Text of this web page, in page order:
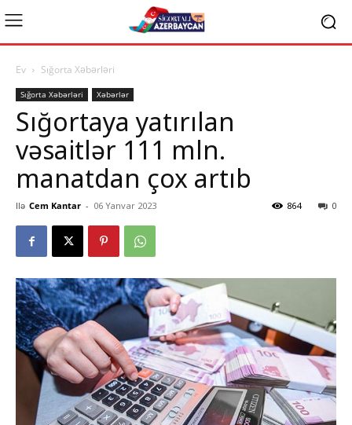
Ev Sığorta Xəbərləri
Sığorta Xəbərləri Xəbərlər
Sığortaya yatırılan
vəsaitlər 111 mln.
manatdan çox artıb
Ilə Cem Kantar - 06 Yanvar 2023 0
864